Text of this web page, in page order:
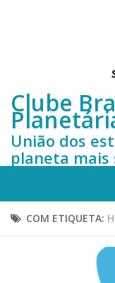
Clube
União dos
planeta mais
InícioCOM ETIQUETA: